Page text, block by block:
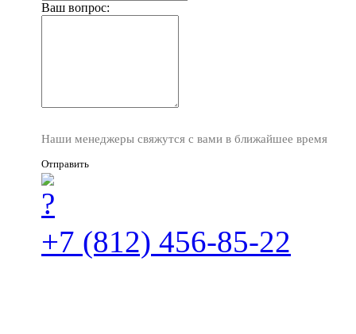
Ваш вопрос:
Наши менеджеры свяжутся с вами в ближайшее время
Отправить
+7 (812) 456-85-22